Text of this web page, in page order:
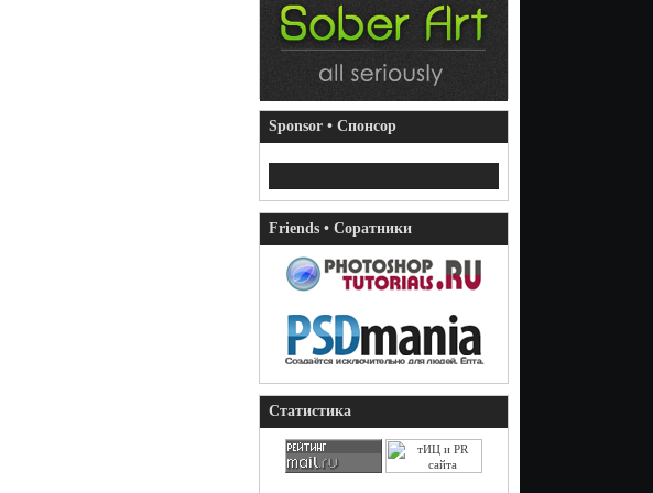
Sponsor • Спонсор
Friends • Соратники
Статистика